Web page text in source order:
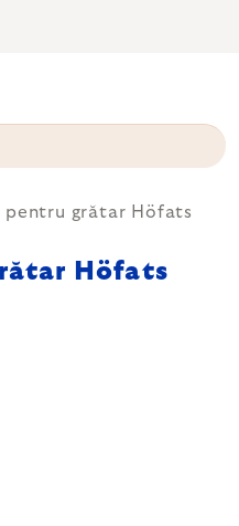
pentru grătar Höfats
Höfats